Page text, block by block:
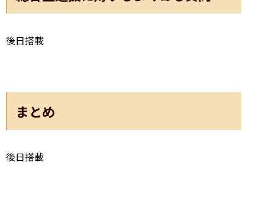
​後日搭載
まとめ
後日搭載